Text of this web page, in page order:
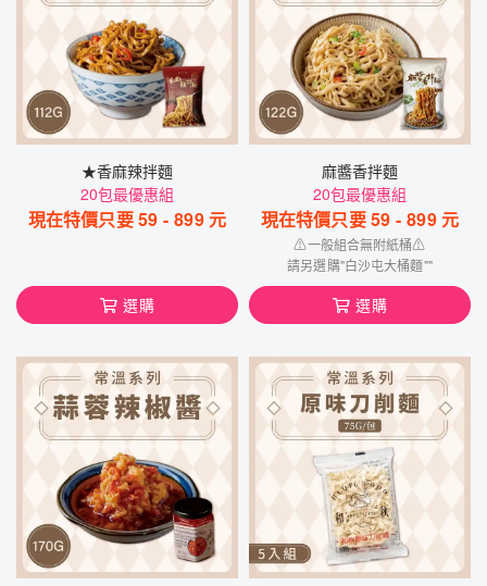
★香麻辣拌麵
20包最優惠組
現在特價只要59 - 899元
選購
麻醬香拌麵
20包最優惠組
現在特價只要59 - 899元
⚠一般組合無附紙桶⚠
請另選購"白沙屯大桶麵""
選購